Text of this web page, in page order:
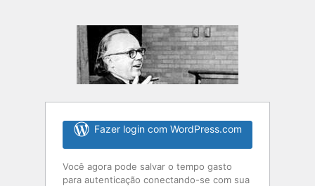
Fazer login com WordPress.com
Você agora pode salvar o tempo gasto
para autenticação conectando-se com sua